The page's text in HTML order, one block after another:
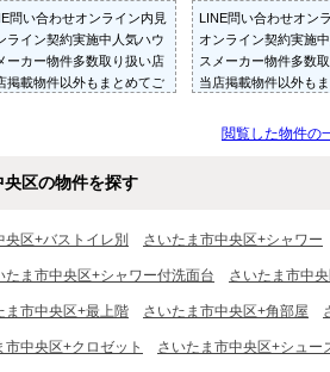
問い合わせオンライン内見
ライン契約実施中人気ハウ
ーカー物件多数取り扱い店
掲載物件以外もまとめてご
LINE問い合わせオン
オンライン契約実施
スメーカー物件多数
当店掲載物件以外も
お部屋を多数ご紹介
閲覧した物件の
区の物件を探す
央区+バストイレ別 さいたま市中央区+シャワー
たま市中央区+シャワー付洗面台 さいたま市中
ま市中央区+最上階 さいたま市中央区+角部屋
市中央区+クロゼット さいたま市中央区+シュー